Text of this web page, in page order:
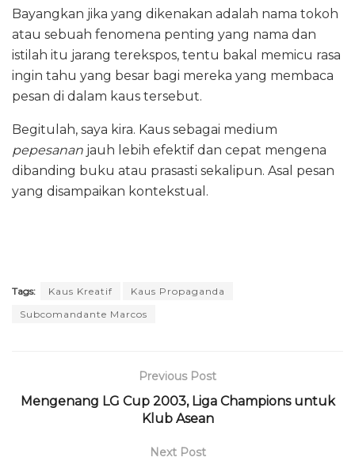
Bayangkan jika yang dikenakan adalah nama tokoh
atau sebuah fenomena penting yang nama dan
istilah itu jarang terekspos, tentu bakal memicu rasa
ingin tahu yang besar bagi mereka yang membaca
pesan di dalam kaus tersebut.
Begitulah, saya kira. Kaus sebagai medium
pepesanan jauh lebih efektif dan cepat mengena
dibanding buku atau prasasti sekalipun. Asal pesan
yang disampaikan kontekstual.
Tags: Kaus Kreatif
Kaus Propaganda
Subcomandante Marcos
Previous Post
Mengenang LG Cup 2003, Liga Champions untuk
Klub Asean
Next Post